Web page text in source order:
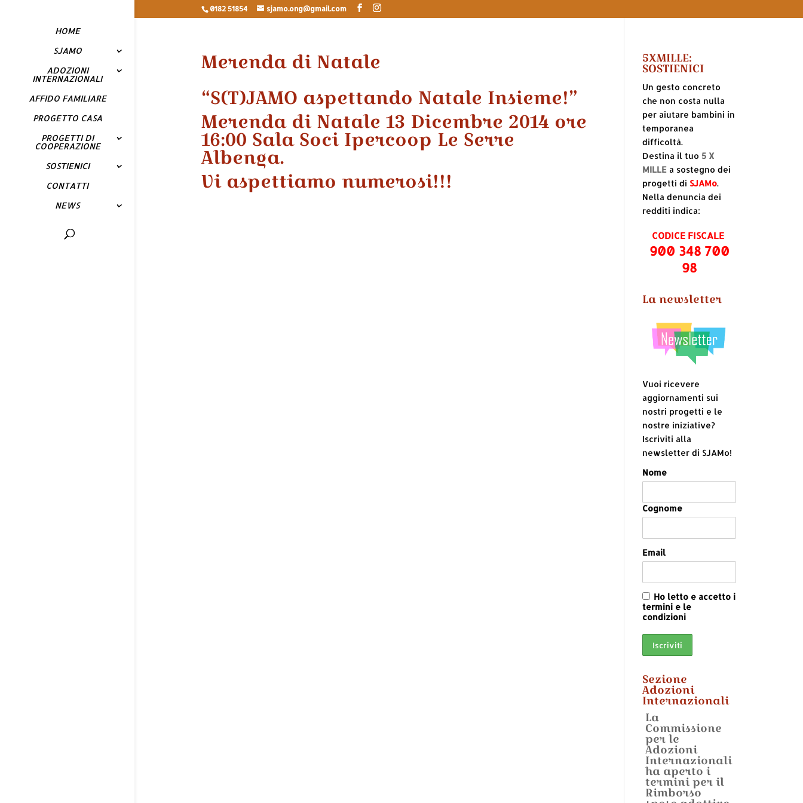
0182 51854 sjamo.ong@gmail.com
HOME
SJAMO
ADOZIONI
INTERNAZIONALI
AFFIDO FAMILIARE
PROGETTO CASA
PROGETTI DI
COOPERAZIONE
SOSTIENICI
CONTATTI
NEWS
Merenda di Natale
“S(T)JAMO aspettando Natale Insieme!”
Merenda di Natale 13 Dicembre 2014 ore
16:00 Sala Soci Ipercoop Le Serre
Albenga.
Vi aspettiamo numerosi!!!
5XMILLE:
SOSTIENICI
Un gesto concreto
che non costa nulla
per aiutare bambini in
temporanea
difficoltà.
Destina il tuo 5 X
MILLE a sostegno dei
progetti di SJAMo.
Nella denuncia dei
redditi indica:
CODICE FISCALE
900 348 700
98
La newsletter
Vuoi ricevere
aggiornamenti sui
nostri progetti e le
nostre iniziative?
Iscriviti alla
newsletter di SJAMo!
Nome
Cognome
Email
Ho letto e accetto i
termini e le
condizioni
Sezione
Adozioni
Internazionali
La
Commissione
per le
Adozioni
Internazionali
ha aperto i
termini per il
Rimborso